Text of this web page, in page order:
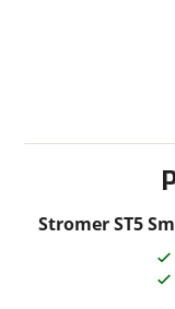
Stromer ST5